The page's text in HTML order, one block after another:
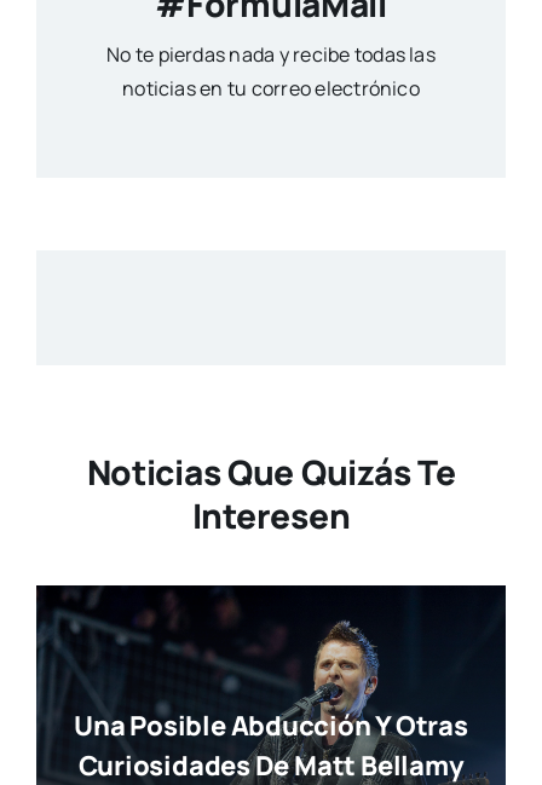
No te pierdas nada y recibe todas las
noticias en tu correo electrónico
Noticias Que Quizás Te
Interesen
Una Posible Abducción Y Otras
Curiosidades De Matt Bellamy